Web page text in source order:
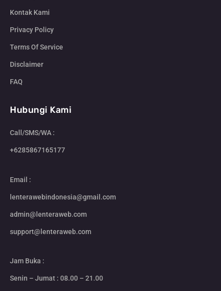
Kontak Kami
Privacy Policy
Terms Of Service
Disclaimer
FAQ
Hubungi Kami
Call/SMS/WA :
+6285867165177
Email :
lenterawebindonesia@gmail.com
admin@lenteraweb.com
support@lenteraweb.com
Jam Buka :
Senin – Jumat : 08.00 – 21.00